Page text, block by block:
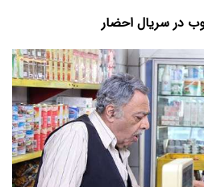
در سریال احضار